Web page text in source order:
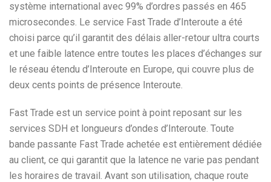
système international avec 99% d’ordres passés en 465
microsecondes. Le service Fast Trade d’Interoute a été
choisi parce qu’il garantit des délais aller-retour ultra courts
et une faible latence entre toutes les places d’échanges sur
le réseau étendu d’Interoute en Europe, qui couvre plus de
deux cents points de présence Interoute.
Fast Trade est un service point à point reposant sur les
services SDH et longueurs d’ondes d’Interoute. Toute
bande passante Fast Trade achetée est entièrement dédiée
au client, ce qui garantit que la latence ne varie pas pendant
les horaires de travail. Avant son utilisation, chaque route